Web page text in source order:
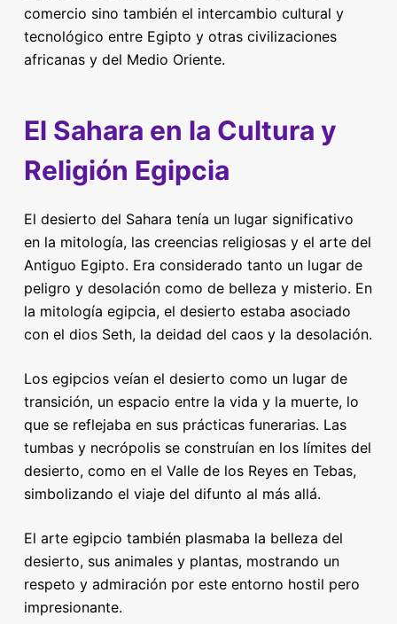
comercio sino también el intercambio cultural y
tecnológico entre Egipto y otras civilizaciones
africanas y del Medio Oriente.
El Sahara en la Cultura y
Religión Egipcia
El desierto del Sahara tenía un lugar significativo
en la mitología, las creencias religiosas y el arte del
Antiguo Egipto. Era considerado tanto un lugar de
peligro y desolación como de belleza y misterio. En
la mitología egipcia, el desierto estaba asociado
con el dios Seth, la deidad del caos y la desolación.
Los egipcios veían el desierto como un lugar de
transición, un espacio entre la vida y la muerte, lo
que se reflejaba en sus prácticas funerarias. Las
tumbas y necrópolis se construían en los límites del
desierto, como en el Valle de los Reyes en Tebas,
simbolizando el viaje del difunto al más allá.
El arte egipcio también plasmaba la belleza del
desierto, sus animales y plantas, mostrando un
respeto y admiración por este entorno hostil pero
impresionante.